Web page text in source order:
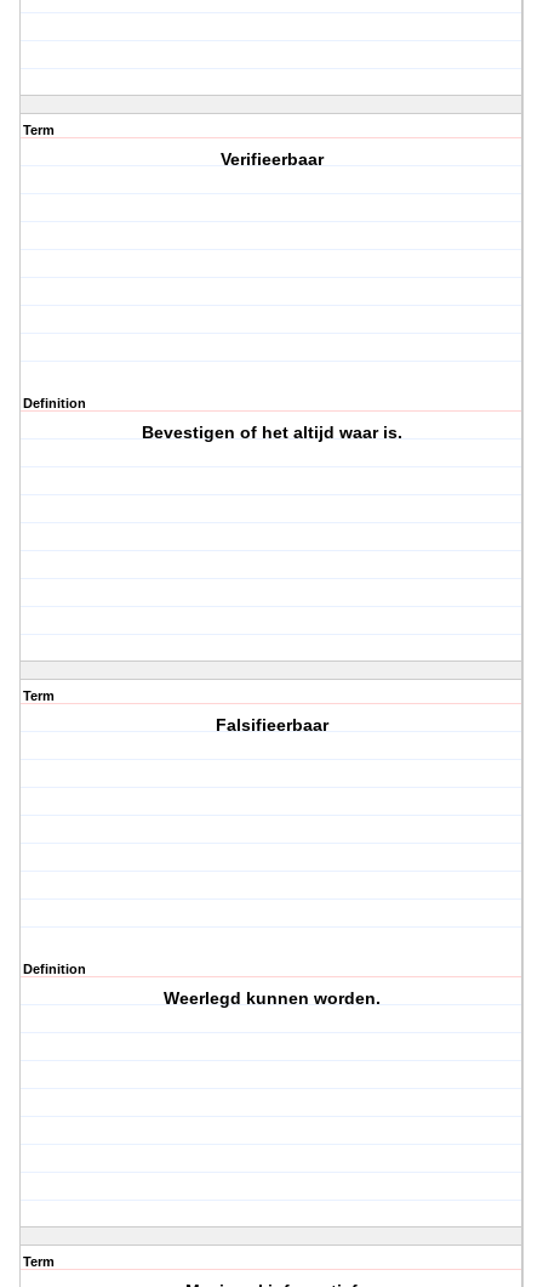
Term
Verifieerbaar
Definition
Bevestigen of het altijd waar is.
Term
Falsifieerbaar
Definition
Weerlegd kunnen worden.
Term